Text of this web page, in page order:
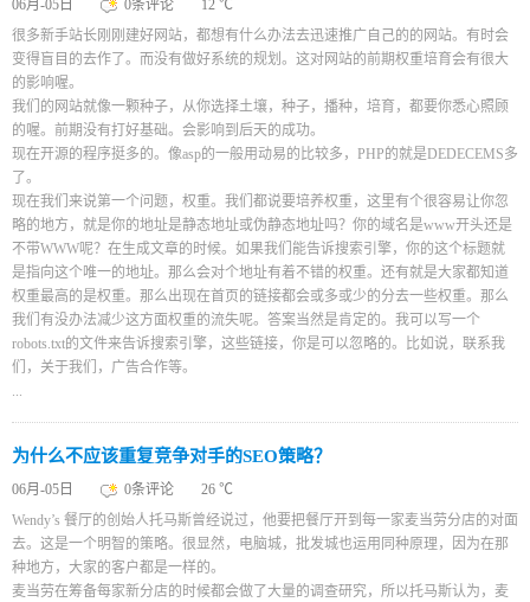
06月-05日 0条评论
12 ℃
很多新手站长刚刚建好网站，都想有什么办法去迅速推广自己的的网站。有时会
变得盲目的去作了。而没有做好系统的规划。这对网站的前期权重培育会有很大
的影响喔。
我们的网站就像一颗种子，从你选择土壤，种子，播种，培育，都要你悉心照顾
的喔。前期没有打好基础。会影响到后天的成功。
现在开源的程序挺多的。像asp的一般用动易的比较多，PHP的就是DEDECEMS多
了。
现在我们来说第一个问题，权重。我们都说要培养权重，这里有个很容易让你忽
略的地方，就是你的地址是静态地址或伪静态地址吗？你的域名是www开头还是
不带WWW呢？在生成文章的时候。如果我们能告诉搜索引擎，你的这个标题就
是指向这个唯一的地址。那么会对个地址有着不错的权重。还有就是大家都知道
权重最高的是权重。那么出现在首页的链接都会或多或少的分去一些权重。那么
我们有没办法减少这方面权重的流失呢。答案当然是肯定的。我可以写一个
robots.txt的文件来告诉搜索引擎，这些链接，你是可以忽略的。比如说，联系我
们，关于我们，广告合作等。
...
为什么不应该重复竞争对手的SEO策略？
06月-05日 0条评论
26 ℃
Wendy’s 餐厅的创始人托马斯曾经说过，他要把餐厅开到每一家麦当劳分店的对面
去。这是一个明智的策略。很显然，电脑城，批发城也运用同种原理，因为在那
种地方，大家的客户都是一样的。
麦当劳在筹备每家新分店的时候都会做了大量的调查研究，所以托马斯认为，麦